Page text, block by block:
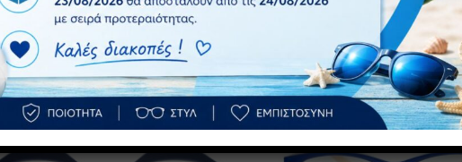
Πρόσθήκη
στην λίστα
επιθυμιών